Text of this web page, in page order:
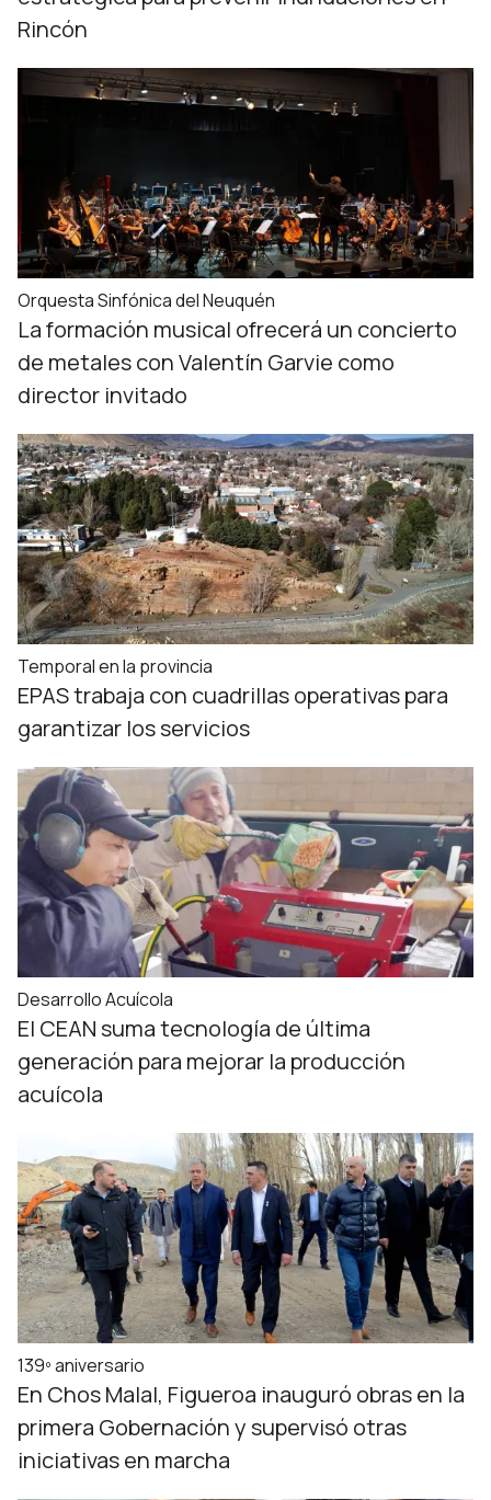
Rincón
Orquesta Sinfónica del Neuquén
La formación musical ofrecerá un concierto
de metales con Valentín Garvie como
director invitado
Temporal en la provincia
EPAS trabaja con cuadrillas operativas para
garantizar los servicios
Desarrollo Acuícola
El CEAN suma tecnología de última
generación para mejorar la producción
acuícola
139º aniversario
En Chos Malal, Figueroa inauguró obras en la
primera Gobernación y supervisó otras
iniciativas en marcha